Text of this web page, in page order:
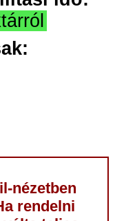
nézetben
rendelni